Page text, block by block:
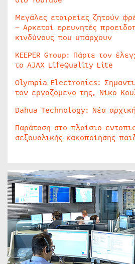
Μεγάλες εταιρείες ζητούν
– Αρκετοί ερευνητές
κινδύνους που υπάρχουν
KEEPER Group: Πάρτε τον
το AJAX LifeQuality Lite
Olympia Electronics:
τον εργαζόμενο της, Νίκο
Dahua Technology: Νέα
Παράταση στο πλαίσιο
σεξουαλικής κακοποίησης